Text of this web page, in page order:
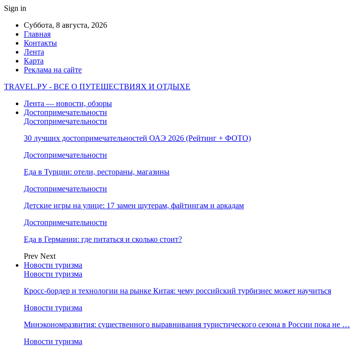
Sign in
Суббота, 8 августа, 2026
Главная
Контакты
Лента
Карта
Реклама на сайте
TRAVEL.РУ - ВСЕ О ПУТЕШЕСТВИЯХ И ОТДЫХЕ
Лента — новости, обзоры
Достопримечательности
Достопримечательности
30 лучших достопримечательностей ОАЭ 2026 (Рейтинг + ФОТО)
Достопримечательности
Еда в Турции: отели, рестораны, магазины
Достопримечательности
Детские игры на улице: 17 замен шутерам, файтингам и аркадам
Достопримечательности
Еда в Германии: где питаться и сколько стоит?
Prev Next
Новости туризма
Новости туризма
Кросс-бордер и технологии на рынке Китая: чему российский турбизнес может научиться
Новости туризма
Минэкономразвития: существенного выравнивания туристического сезона в России пока не …
Новости туризма